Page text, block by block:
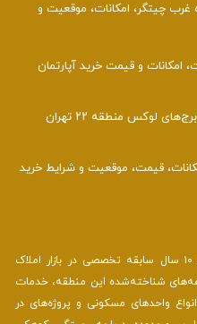
چیتگر، امکانات، موقعیت و
و قیمت خرید آپارتمان
لوکس منطقه ۲۲ تهران
قیمت، موقعیت و شرایط خرید
ما در املاک برج بلند چیتگر با بیش از ۱۰ سال سابقه تخصصی در بازار املاک
شناخته‌شده این منطقه، خدمات
واحدهای مسکونی و پروژه‌های در